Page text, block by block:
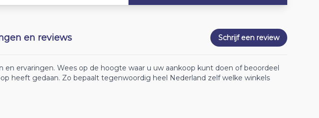
en reviews Schrijf een review
en ervaringen. Wees op de hoogte waar u uw aankoop kunt doen of beoordeel
heeft gedaan. Zo bepaalt tegenwoordig heel Nederland zelf welke winkels